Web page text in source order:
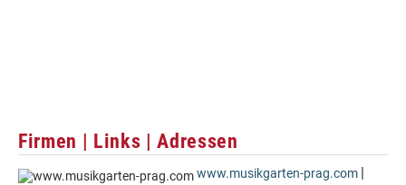
Firmen | Links | Adressen
www.musikgarten-prag.com |